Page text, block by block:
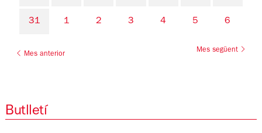
31 1 2 3 4 5 6
Mes anterior
Mes següent
Butlletí